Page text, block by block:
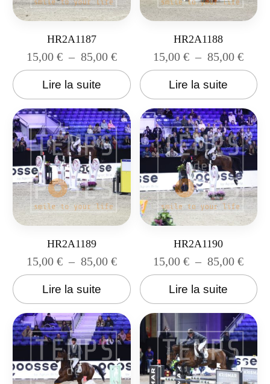
HR2A1187
15,00 € – 85,00 €
Lire la suite
HR2A1188
15,00€ – 85,00€
Lire la suite
HR2A1189
15,00 € – 85,00 €
Lire la suite
HR2A1190
15,00€ – 85,00€
Lire la suite